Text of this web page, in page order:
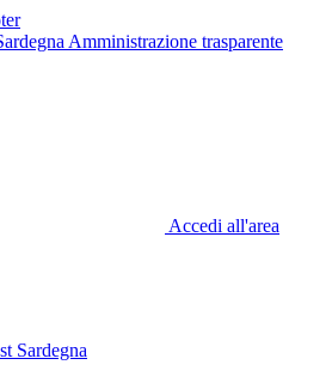
Amministrazione trasparente
Accedi all'area
Sardegna